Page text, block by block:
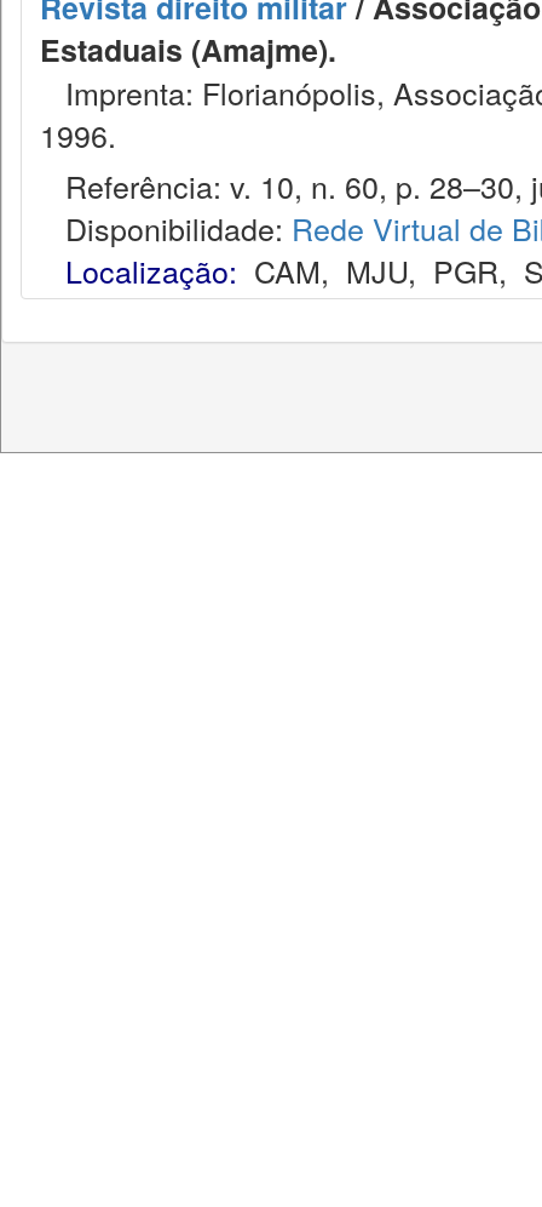
Estaduais (Amajme).
Imprenta: Florianópolis,
1996.
Referência: v. 10, n. 60, p. 28–30,
Disponibilidade: Rede Virtual de
Localização: CAM, MJU, PGR,